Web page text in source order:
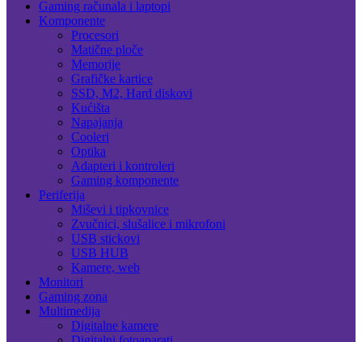
Gaming računala i laptopi
Komponente
Procesori
Matične ploče
Memorije
Grafičke kartice
SSD, M2, Hard diskovi
Kućišta
Napajanja
Cooleri
Optika
Adapteri i kontroleri
Gaming komponente
Periferija
Miševi i tipkovnice
Zvučnici, slušalice i mikrofoni
USB stickovi
USB HUB
Kamere, web
Monitori
Gaming zona
Multimedija
Digitalne kamere